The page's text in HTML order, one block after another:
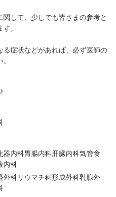
して、少しでも皆さまの参考と
。
症状などがあれば、必ず医師の
器内科胃腸内科肝臓内科気管食
内科
外科リウマチ科形成外科乳腺外